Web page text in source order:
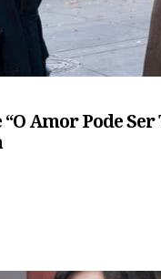
Amor Pode